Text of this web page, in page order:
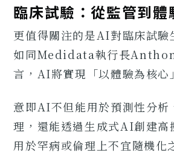
臨床試驗：從監管到體
更值得關注的是AI對臨床試驗
如同Medidata執行長
言，AI將實現「以體驗為核心
意即AI不但能用於預測性分析
理，還能透過生成式AI創建高
用於罕病或倫理上不宜隨機化